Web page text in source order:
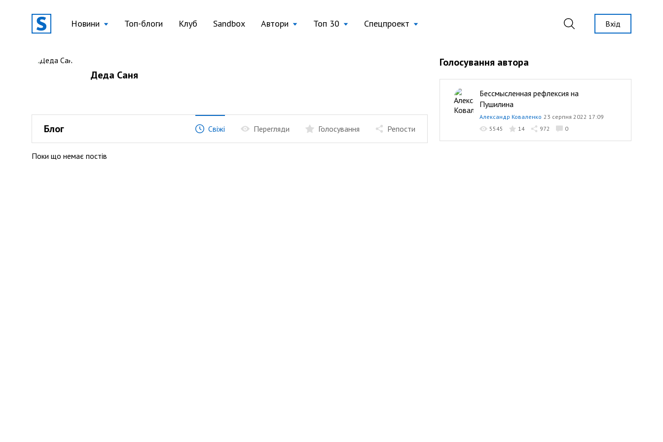
Новини Топ-блоги Клуб Sandbox Автори Топ 30 Спецпроект Вхід
Деда Саня
Блог Свіжі Перегляди Голосування Репости
Поки що немає постів
Голосування автора
Бессмысленная рефлексия на
Пушилина
Александр Коваленко 23 серпня 2022 17:09
5545
14 972 0